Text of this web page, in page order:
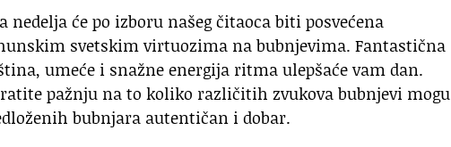
nedelja će po izboru našeg čitaoca biti posvećena
svetskim virtuozima na bubnjevima. Fantastična
umeće i snažne energija ritma ulepšaće vam dan.
pažnju na to koliko različitih zvukova bubnjevi mogu
bubnjara autentičan i dobar.